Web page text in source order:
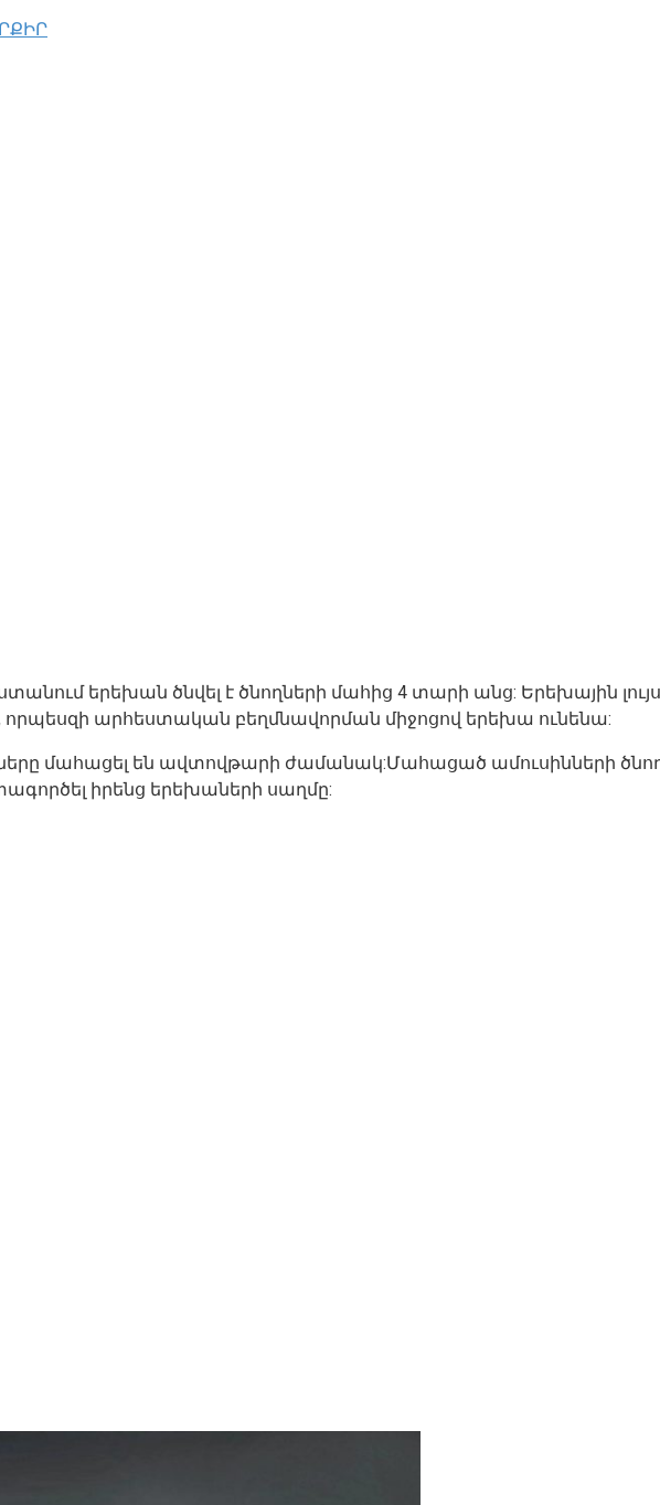
երեխան ծնվել է ծնողների մահից 4 տարի անց: Երեխային
որպեսզի արհեստական բեղմնավորման միջոցով երեխա ունենա:
մահացել են ավտովթարի ժամանակ:Մահացած ամուսինների
իրենց երեխաների սաղմը: